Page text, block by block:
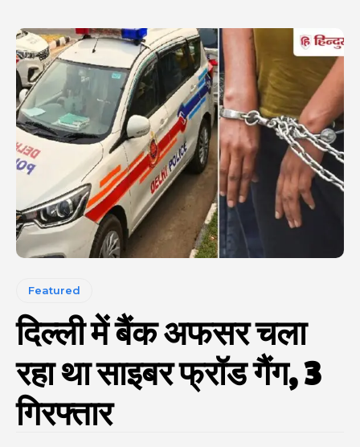
Featured
दिल्ली में बैंक अफसर चला
रहा था साइबर फ्रॉड गैंग, 3
गिरफ्तार